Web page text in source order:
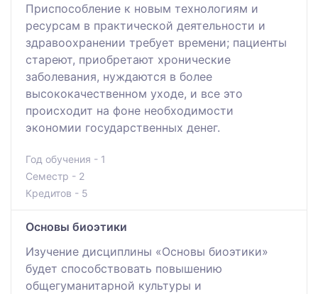
Приспособление к новым технологиям и
ресурсам в практической деятельности и
здравоохранении требует времени; пациенты
стареют, приобретают хронические
заболевания, нуждаются в более
высококачественном уходе, и все это
происходит на фоне необходимости
экономии государственных денег.
Год обучения - 1
Семестр - 2
Кредитов - 5
Основы биоэтики
Изучение дисциплины «Основы биоэтики»
будет способствовать повышению
общегуманитарной культуры и